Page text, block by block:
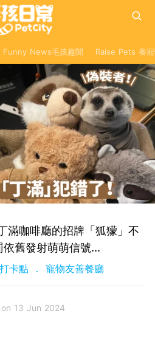
Funny News毛孩趣聞 Raise Pets 養
滿咖啡廳的招牌「狐獴」不
舊發射萌萌信號...
卡點 寵物友善餐廳
on 13 Jun 2024